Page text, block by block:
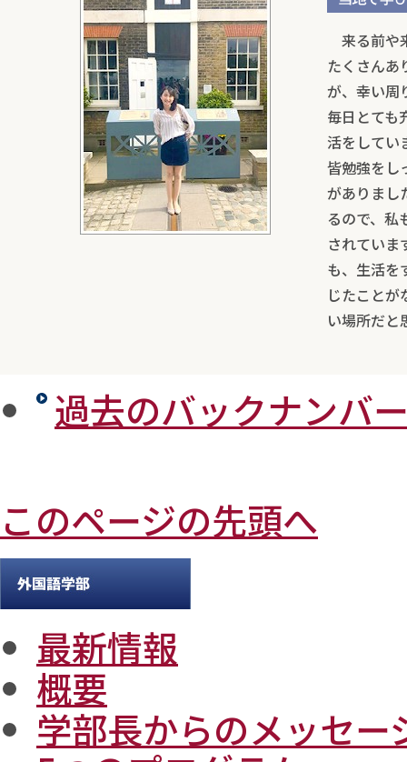
来る前や
たくさんあ
が、幸い周
毎日とても
活をしてい
皆勉強をし
がありまし
るので、私
されていま
も、生活を
じたことが
い場所だと
過去のバックナンバ
このページの先頭へ
最新情報
概要
学部長からのメッセー